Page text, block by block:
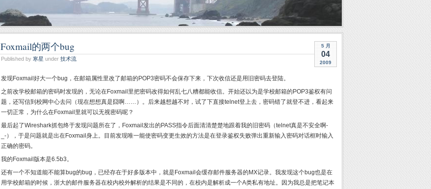
5 月
04
2009
Foxmail的两个bug
Published by 寒星 under 技术流
发现Foxmail好大一个bug，在邮箱属性里改了邮箱的POP3密码不会保存下来，下次收信还是用旧密码去登陆。
之前改学校邮箱的密码时发现的，无论在Foxmail里把密码改得如何乱七八糟都能收信。开始还以为是学校邮箱的POP3鉴权有问
题，还写信到校网中心去问（现在想想真是囧啊……）。后来越想越不对，试了下直接telnet登上去，密码错了就登不进，看起来
一切正常，为什么在Foxmail里就可以无视密码呢？
最后起了Wireshark抓包终于发现问题所在了，Foxmail发出的PASS指令后面清清楚楚地跟着我的旧密码（telnet真是不安全啊-
_-），于是问题就是出在Foxmail身上。目前发现唯一能使密码变更生效的方法是在登录鉴权失败弹出重新输入密码对话框时输入
正确的密码。
我的Foxmail版本是6.5b3。
还有一个不知道能不能算bug的bug，已经存在于好多版本中，就是Foxmail会缓存邮件服务器的MX记录。我发现这个bug也是在
用学校邮箱的时候，浙大的邮件服务器在校内校外解析的结果是不同的，在校内是解析成一个A类私有地址。因为我总是把笔记本